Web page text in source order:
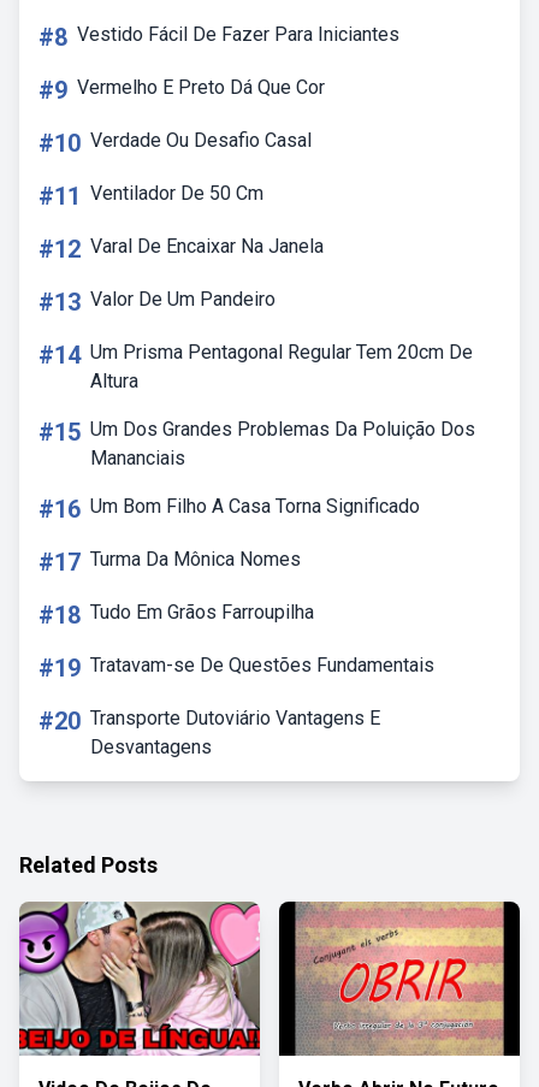
#8 Vestido Fácil De Fazer Para Iniciantes
#9 Vermelho E Preto Dá Que Cor
#10 Verdade Ou Desafio Casal
#11 Ventilador De 50 Cm
#12 Varal De Encaixar Na Janela
#13 Valor De Um Pandeiro
#14 Um Prisma Pentagonal Regular Tem 20cm De
Altura
#15 Um Dos Grandes Problemas Da Poluição Dos
Mananciais
#16 Um Bom Filho A Casa Torna Significado
#17 Turma Da Mônica Nomes
#18 Tudo Em Grãos Farroupilha
#19 Tratavam-se De Questões Fundamentais
#20 Transporte Dutoviário Vantagens E
Desvantagens
Related Posts